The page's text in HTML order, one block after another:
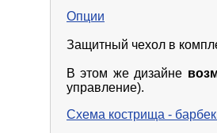
Опции
Защитный чехол в
В этом же дизайне
управление).
Схема кострища -